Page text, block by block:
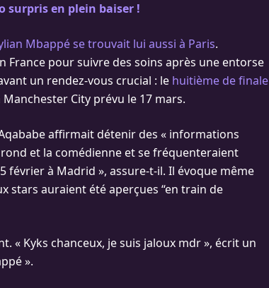
surpris en plein baiser !
Mbappé se trouvait lui aussi à Paris.
France pour suivre des soins après une entorse
un rendez-vous crucial : le huitième de finale
Manchester City prévu le 17 mars.
affirmait détenir des « informations
rond et la comédienne et se fréquenteraient
février à Madrid », assure-t-il. Il évoque même
stars auraient été aperçues “en train de
« Kyks chanceux, je suis jaloux mdr », écrit un
».